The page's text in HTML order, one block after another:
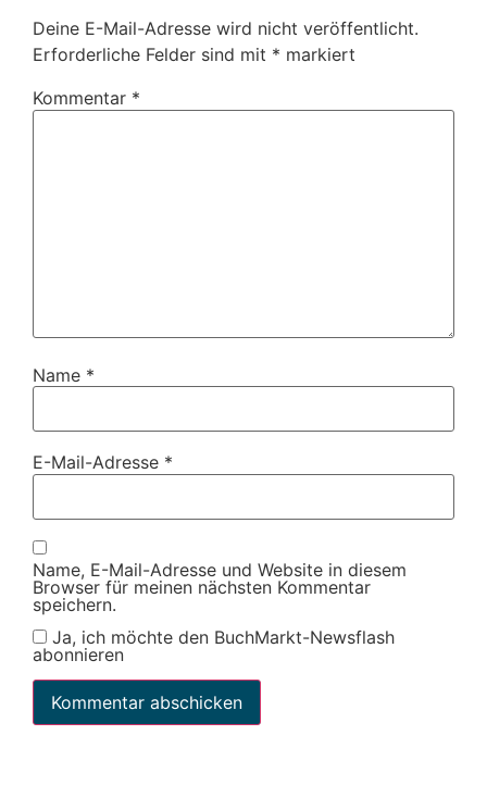
Deine E-Mail-Adresse wird nicht veröffentlicht.
Erforderliche Felder sind mit * markiert
Kommentar *
Name *
E-Mail-Adresse *
Name, E-Mail-Adresse und Website in diesem
Browser für meinen nächsten Kommentar
speichern.
Ja, ich möchte den BuchMarkt-Newsflash
abonnieren